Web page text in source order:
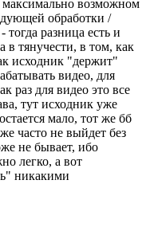
максимально возможном
обработки /
разница есть и
в тянучести, в том, как
исходник "держит"
видео, для
раз для видео это все
тут исходник уже
мало, тот же бб
часто не выйдет без
не бывает, ибо
легко, а вот
никакими